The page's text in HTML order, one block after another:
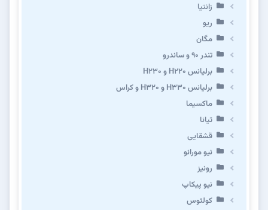
زانتیا
ریو
مگان
تندر ۹۰ و ساندرو
برلیانس H220 و H230
برلیانس H330 و H320 و کراس
ماکسیما
تیانا
قشقایی
نیو مورانو
رونیز
نیو پیکاپ
كولئوس